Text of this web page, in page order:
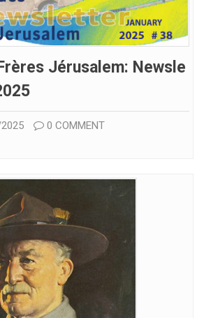
Jérusalem: Newsle
0 COMMENT